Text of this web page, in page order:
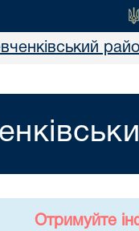
Отримуйте